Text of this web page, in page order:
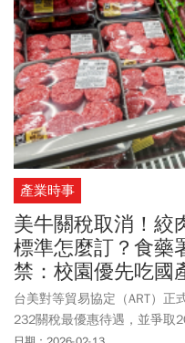
產業時事
美牛關稅取消！絞
標準怎麼訂？食藥
禁：校園優先吃國
台美對等貿易協定（ART）正
232關稅最優惠待遇，並爭取